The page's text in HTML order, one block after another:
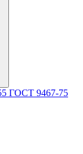
ГОСТ 9467-75